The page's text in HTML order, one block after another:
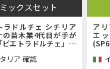
ミックスセット
ラドルチェ シチリア
の苗木業4代目が手が
ピエトラドルチェ」上
リア 確認
ア
エ